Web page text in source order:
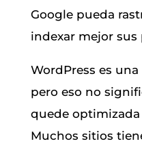
Google pueda
indexar mejor sus
WordPress es
pero eso no
quede
Muchos sitios